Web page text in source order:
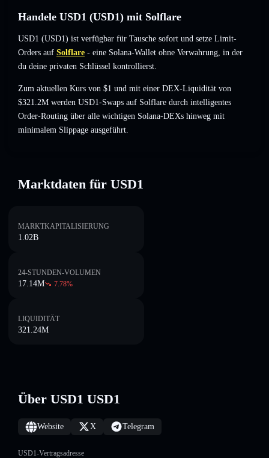
Handele USD1 (USD1) mit Solflare
USD1 (USD1) ist verfügbar für Tausche sofort und setze Limit-
Orders auf Solflare - eine Solana-Wallet ohne Verwahrung, in der
du deine privaten Schlüssel kontrollierst.
Zum aktuellen Kurs von $1 und mit einer DEX-Liquidität von
$321.2M werden USD1-Swaps auf Solflare durch intelligentes
Order-Routing über alle wichtigen Solana-DEXs hinweg mit
minimalem Slippage ausgeführt.
Marktdaten für USD1
MARKTKAPITALISIERUNG
1.02B
24-STUNDEN-VOLUMEN
17.14M 7.78%
LIQUIDITÄT
321.24M
Über USD1 USD1
Website X Telegram
USD1-Vertragsadresse